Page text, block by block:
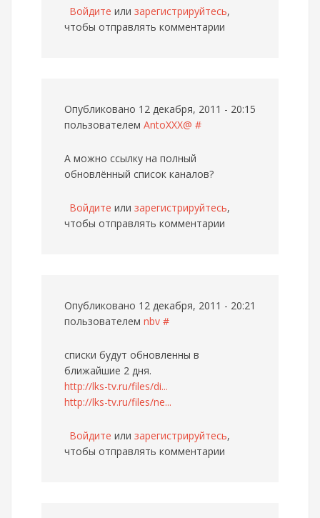
Войдите или зарегистрируйтесь,
чтобы отправлять комментарии
Опубликовано 12 декабря, 2011 - 20:15
пользователем AntoXXX@ #
А можно ссылку на полный
обновлённый список каналов?
Войдите или зарегистрируйтесь,
чтобы отправлять комментарии
Опубликовано 12 декабря, 2011 - 20:21
пользователем nbv #
списки будут обновленны в
ближайшие 2 дня.
http://lks-tv.ru/files/di...
http://lks-tv.ru/files/ne...
Войдите или зарегистрируйтесь,
чтобы отправлять комментарии